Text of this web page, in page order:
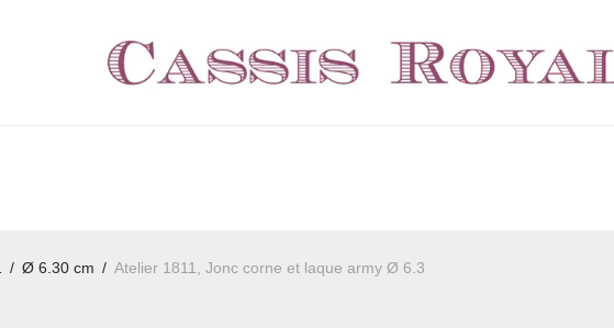
/ Ø 6.30 cm / Atelier 1811, Jonc corne et laque army Ø 6.3